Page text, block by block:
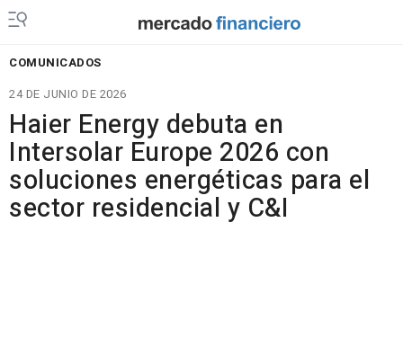
COMUNICADOS
24 DE JUNIO DE 2026
Haier Energy debuta en
Intersolar Europe 2026 con
soluciones energéticas para el
sector residencial y C&I